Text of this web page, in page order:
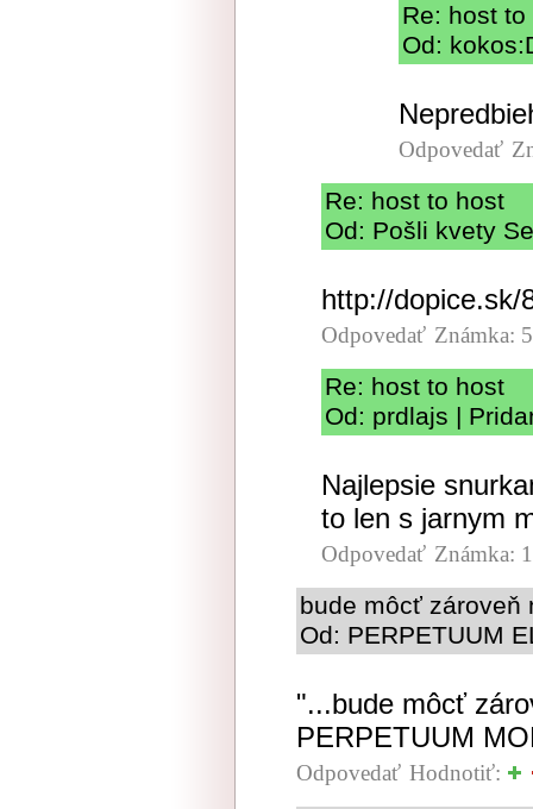
Re: host to
Od:
Odpovedať
Re: host to host
Od: Pošli kvety
http://dopice.sk/
Odpovedať Známka:
Re: host to host
Od: prdlajs |
Najlepsie
to len s jarnym
Odpovedať Známka:
bude môcť
Od: PERPETUUM
"...bude môcť
PERPETUUM
Odpovedať Hodnotiť: